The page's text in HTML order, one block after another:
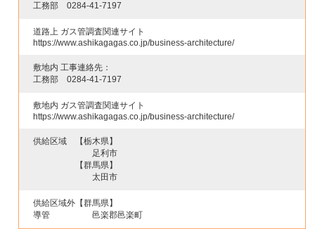
工務部0284-41-7197
道路上 ガス管調査関連サイト
https://www.ashikagagas.co.jp/business-architecture/
敷地内 工事連絡先：
工務部0284-41-7197
敷地内 ガス管調査関連サイト
https://www.ashikagagas.co.jp/business-architecture/
供給区域
【栃木県】
足利市
【群馬県】
太田市
供給区域外
導管
【群馬県】
邑楽郡邑楽町